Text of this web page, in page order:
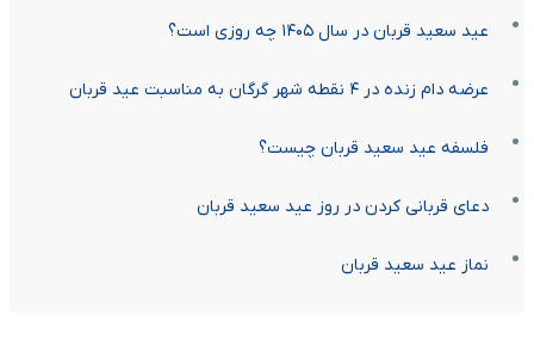
عید سعید قربان در سال ۱۴۰۵ چه روزی است؟
عرضه دام زنده در ۴ نقطه شهر گرگان به مناسبت عید قربان
فلسفه عید سعید قربان چیست؟
دعای قربانی کردن در روز عید سعید قربان
نماز عید سعید قربان